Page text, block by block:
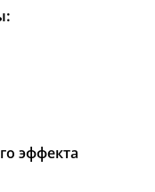
эффекта